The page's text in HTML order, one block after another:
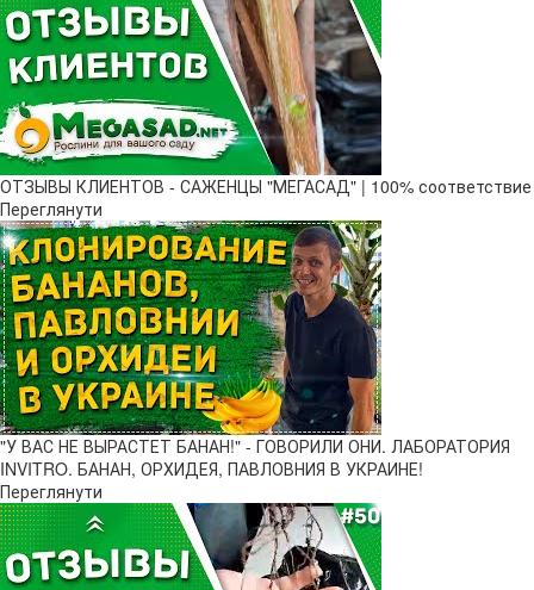
ОТЗЫВЫ КЛИЕНТОВ - САЖЕНЦЫ "МЕГАСАД" | 100% соответствие
Переглянути
"У ВАС НЕ ВЫРАСТЕТ БАНАН!" - ГОВОРИЛИ ОНИ. ЛАБОРАТОРИЯ
INVITRO. БАНАН, ОРХИДЕЯ, ПАВЛОВНИЯ В УКРАИНЕ!
Переглянути